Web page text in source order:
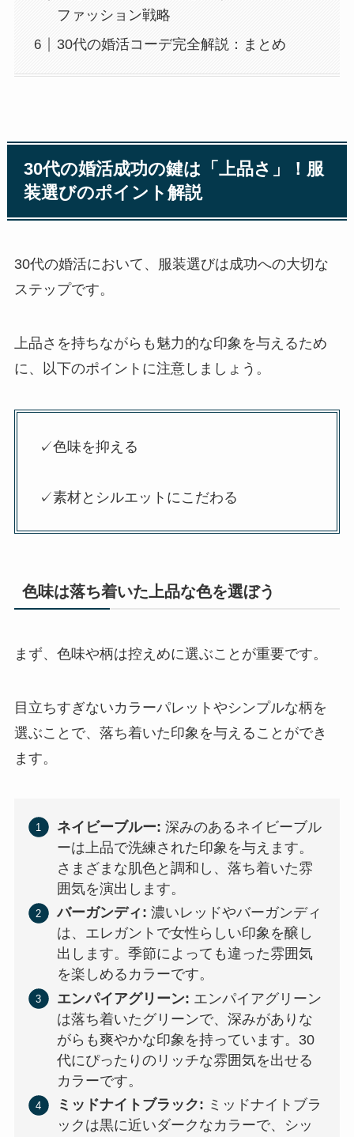
ファッション戦略
30代の婚活コーデ完全解説：まとめ
30代の婚活成功の鍵は「上品さ」！服
装選びのポイント解説
30代の婚活において、服装選びは成功への大切な
ステップです。
上品さを持ちながらも魅力的な印象を与えるため
に、以下のポイントに注意しましょう。
✓色味を抑える
✓素材とシルエットにこだわる
色味は落ち着いた上品な色を選ぼう
まず、色味や柄は控えめに選ぶことが重要です。
目立ちすぎないカラーパレットやシンプルな柄を
選ぶことで、落ち着いた印象を与えることができ
ます。
ネイビーブルー: 深みのあるネイビーブル
ーは上品で洗練された印象を与えます。
さまざまな肌色と調和し、落ち着いた雰
囲気を演出します。
バーガンディ: 濃いレッドやバーガンディ
は、エレガントで女性らしい印象を醸し
出します。季節によっても違った雰囲気
を楽しめるカラーです。
エンパイアグリーン: エンパイアグリーン
は落ち着いたグリーンで、深みがありな
がらも爽やかな印象を持っています。30
代にぴったりのリッチな雰囲気を出せる
カラーです。
ミッドナイトブラック: ミッドナイトブラ
ックは黒に近いダークなカラーで、シッ